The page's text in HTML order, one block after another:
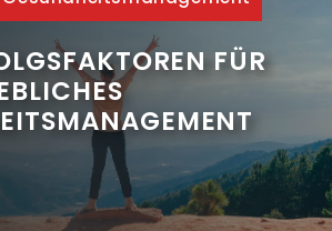
FÜR